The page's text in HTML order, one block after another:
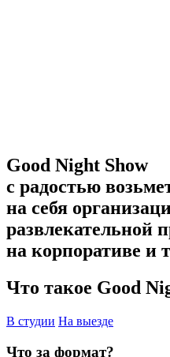
Good Night Show
с радостью
на себя
развлекательной
на корпоративе и
Что такое Good
В студии На выезде
Что за формат?